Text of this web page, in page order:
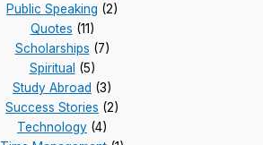
Public Speaking (2)
Quotes (11)
Scholarships (7)
Spiritual (5)
Study Abroad (3)
Success Stories (2)
Technology (4)